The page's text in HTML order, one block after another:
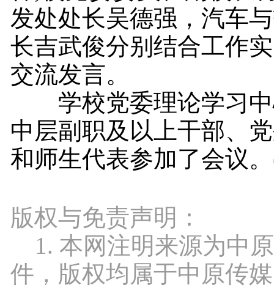
发处处长吴德强，汽车
长吉武俊分别结合工作
交流发言。
学校党委理论学习中
中层副职及以上干部、
和师生代表参加了会议
版权与免责声明：
1. 本网注明来源为中
件，版权均属于中原传